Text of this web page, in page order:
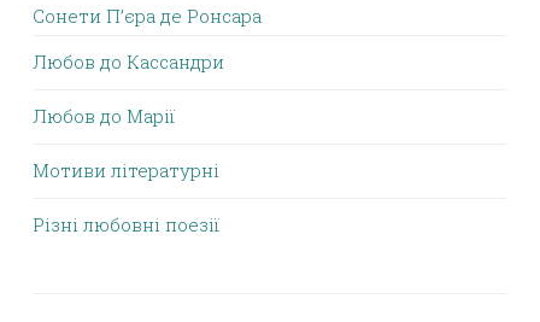
Сонети П’єра де Ронсара
Любов до Кассандри
Любов до Марії
Мотиви літературні
Різні любовні поезії